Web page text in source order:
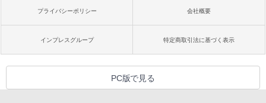
プライバシーポリシー 会社概要
インプレスグループ 特定商取引法に基づく表示
PC版で見る